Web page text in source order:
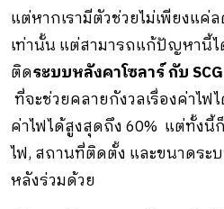
แต่หากเรามีตัวช่วยไม่เพียงแค่
เท่านั้น แต่สามารถแก้ปัญหานี้ไ
ติดระบบหลังคาโซลาร์ กับ
ที่จะช่วยคลายกังวลเรื่องค่าไฟ
ค่าไฟได้สูงสุดถึง 60% แต่ทั้ง
ไฟ, สถานที่ติดตั้ง และขนาดร
หลังร่วมด้วย